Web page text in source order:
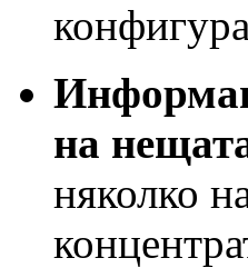
на
няколко